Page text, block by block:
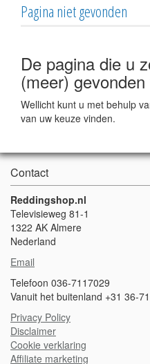
Pagina niet gevonden
De pagina die u
(meer)
Wellicht kunt u met behulp
van uw keuze vinden.
Contact
Reddingshop.nl
Televisieweg 81-1
1322 AK Almere
Nederland
Email
Telefoon 036-7117029
Vanuit het buitenland +31 36-
Privacy Policy
Disclaimer
Cookie verklaring
Affiliate marketing